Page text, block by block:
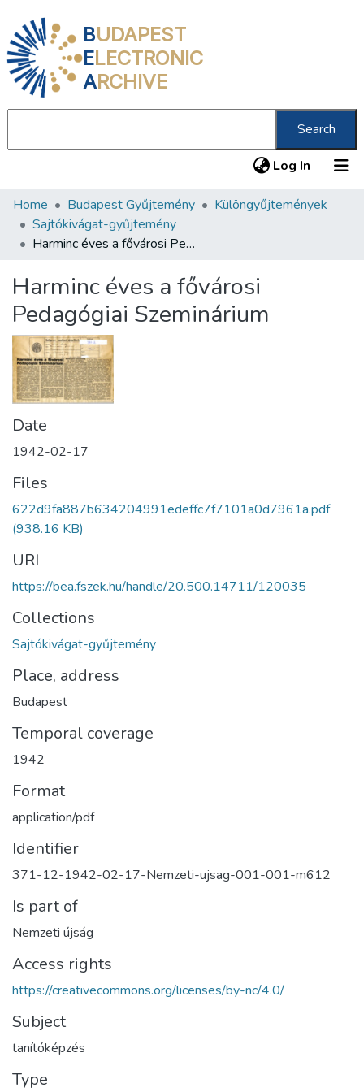
BUDAPEST
ELECTRONIC
ARCHIVE
Search
Log In (current)
Communities & Collections
All of DSpace
About us
Home Budapest Gyűjtemény
Különgyűjtemények
Sajtókivágat-gyűjtemény
Harminc éves a fővárosi Pedagógiai Szeminárium
Harminc éves a fővárosi
Pedagógiai Szeminárium
Date
1942-02-17
Files
622d9fa887b634204991edeffc7f7101a0d7961a.pdf
(938.16 KB)
URI
https://bea.fszek.hu/handle/20.500.14711/120035
Collections
Sajtókivágat-gyűjtemény
Place, address
Budapest
Temporal coverage
1942
Format
application/pdf
Identifier
371-12-1942-02-17-Nemzeti-ujsag-001-001-m612
Is part of
Nemzeti újság
Access rights
https://creativecommons.org/licenses/by-nc/4.0/
Subject
tanítóképzés
Type